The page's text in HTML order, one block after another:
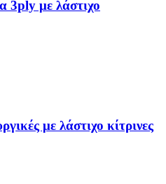
3ply με λάστιχο
με λάστιχο κίτρινες